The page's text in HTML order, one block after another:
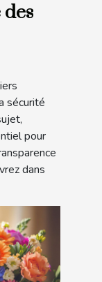
sécurité
pour
dans